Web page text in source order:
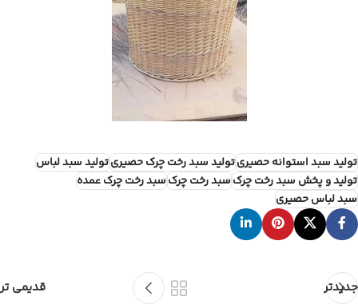
تولید سبد استوانه حصیریتولید سبد رخت چرک حصیریتولید سبد لباس
تولید و پخش سبد رخت چرکسبد رخت چرکسبد رخت چرک عمده
سبد لباس حصیری
جدیدتر قدیمی تر